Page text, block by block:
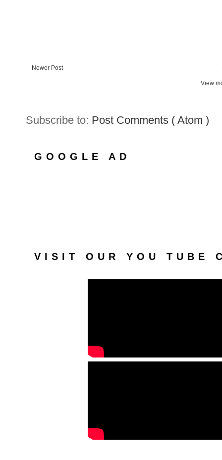
Newer Post
View
Subscribe to: Post Comments ( Atom )
GOOGLE AD
VISIT OUR YOU TUBE